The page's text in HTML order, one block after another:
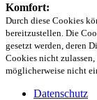
Komfort:
Durch diese Cookies
bereitzustellen. Die
gesetzt werden, deren
Cookies nicht
möglicherweise nicht
Datenschutz